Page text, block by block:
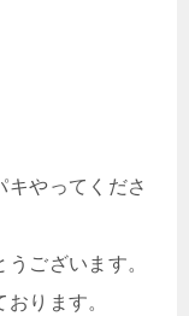
キやってくださ
ございます。
ります。